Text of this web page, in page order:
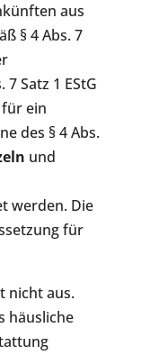
aus
§ 4 Abs. 7
Satz 1 EStG
ein
des § 4 Abs.
und
werden. Die
für
nicht aus.
häusliche